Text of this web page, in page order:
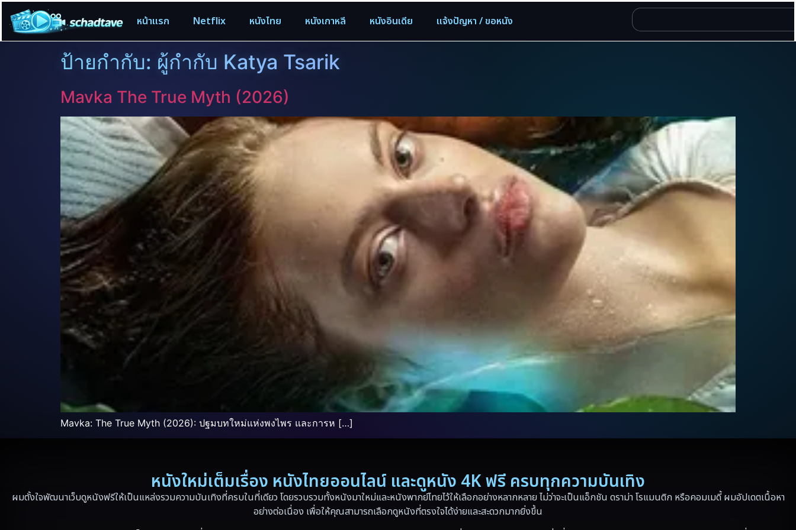
หน้าแรก Netflix หนังไทย หนังเกาหลี หนังอินเดีย แจ้งปัญหา / ขอหนัง
ป้ายกำกับ: ผู้กำกับ Katya Tsarik
Mavka The True Myth (2026)
Mavka: The True Myth (2026): ปฐมบทใหม่แห่งพงไพร และการห […]
หนังใหม่เต็มเรื่อง หนังไทยออนไลน์ และดูหนัง 4K ฟรี ครบทุกความบันเทิง
ผมตั้งใจพัฒนาเว็บดูหนังฟรีให้เป็นแหล่งรวมความบันเทิงที่ครบในที่เดียว โดยรวบรวมทั้งหนังมาใหม่และหนังพากย์ไทยไว้ให้เลือกอย่างหลากหลาย ไม่ว่าจะเป็นแอ็กชัน ดราม่า โรแมนติก หรือคอมเมดี้ ผมอัปเดตเนื้อหา
อย่างต่อเนื่อง เพื่อให้คุณสามารถเลือกดูหนังที่ตรงใจได้ง่ายและสะดวกมากยิ่งขึ้น